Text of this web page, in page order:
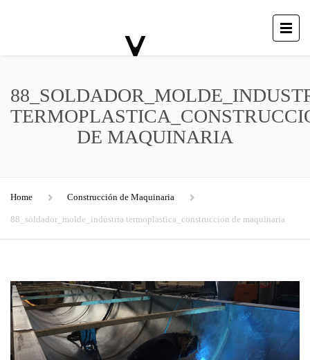
DE MAQUINARIA
Home Construcción de Maquinaria
88_soldador_molde_industria termoplastica_construccion de maquinaria